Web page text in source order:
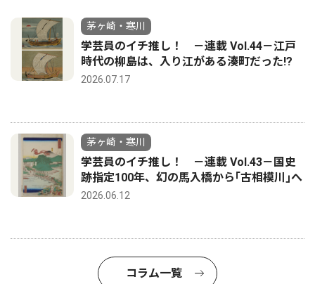
茅ヶ崎・寒川
学芸員のイチ推し！ －連載 Vol.44－江戸
時代の柳島は、入り江がある湊町だった!?
2026.07.17
茅ヶ崎・寒川
学芸員のイチ推し！ －連載 Vol.43－国史
跡指定100年、幻の馬入橋から｢古相模川｣へ
2026.06.12
コラム一覧